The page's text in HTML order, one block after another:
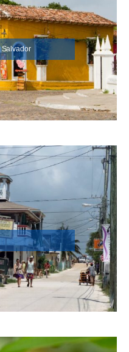
Salvador